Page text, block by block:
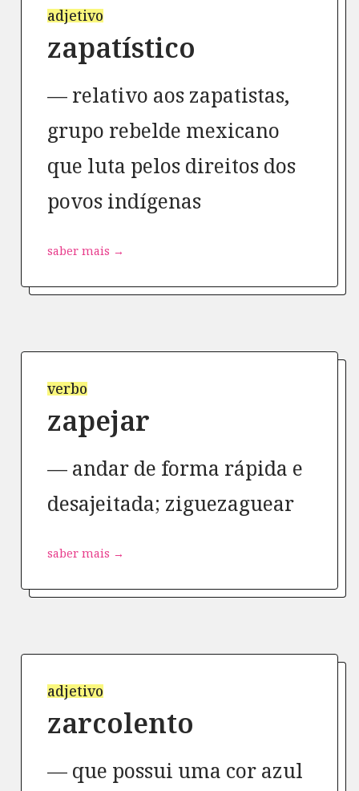
adjetivo
zapatístico
relativo aos zapatistas,
grupo rebelde mexicano
que luta pelos direitos dos
povos indígenas
saber mais →
verbo
zapejar
andar de forma rápida e
desajeitada; ziguezaguear
saber mais →
adjetivo
zarcolento
que possui uma cor azul